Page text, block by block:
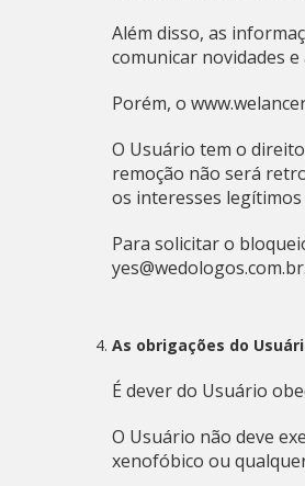
Além disso, as
comunicar novidades e
Porém, o
O Usuário tem o
remoção não será
os interesses
Para solicitar o
yes@wedologos.com.br.
As obrigações do
É dever do Usuário
O Usuário não deve
xenofóbico ou